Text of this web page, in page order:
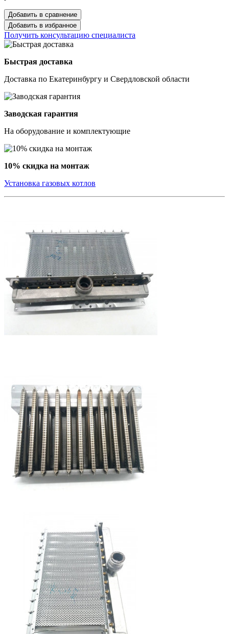
Добавить в сравнение
Добавить в избранное
Получить консультацию специалиста
Быстрая доставка
Доставка по Екатеринбургу и Свердловской области
Заводская гарантия
На оборудование и комплектующие
10% скидка на монтаж
Установка газовых котлов